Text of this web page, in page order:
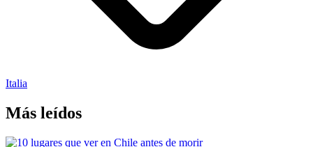
Italia
Más leídos